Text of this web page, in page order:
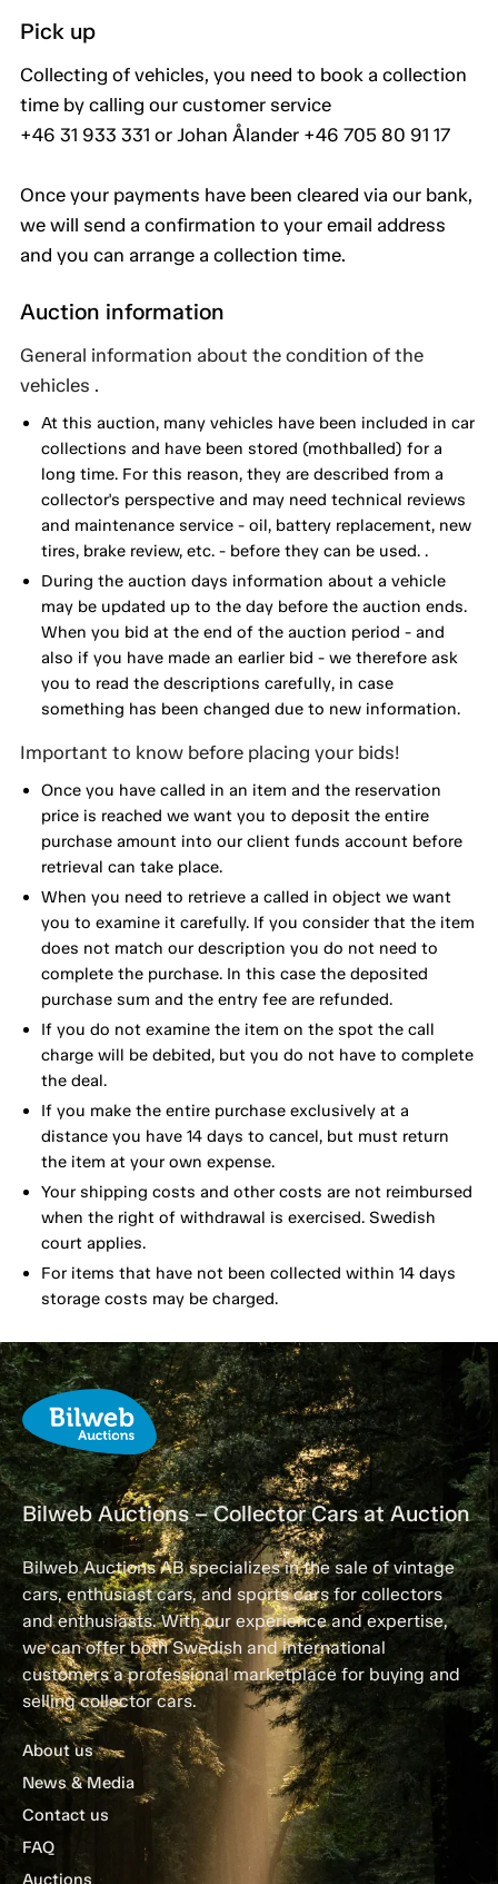
Pick up
Collecting of vehicles, you need to book a collection
time by calling our customer service
+46 31 933 331 or Johan Ålander +46 705 80 91 17
Once your payments have been cleared via our bank,
we will send a confirmation to your email address
and you can arrange a collection time.
Auction information
General information about the condition of the
vehicles .
At this auction, many vehicles have been included in car
collections and have been stored (mothballed) for a
long time. For this reason, they are described from a
collector's perspective and may need technical reviews
and maintenance service - oil, battery replacement, new
tires, brake review, etc. - before they can be used. .
During the auction days information about a vehicle
may be updated up to the day before the auction ends.
When you bid at the end of the auction period - and
also if you have made an earlier bid - we therefore ask
you to read the descriptions carefully, in case
something has been changed due to new information.
Important to know before placing your bids!
Once you have called in an item and the reservation
price is reached we want you to deposit the entire
purchase amount into our client funds account before
retrieval can take place.
When you need to retrieve a called in object we want
you to examine it carefully. If you consider that the item
does not match our description you do not need to
complete the purchase. In this case the deposited
purchase sum and the entry fee are refunded.
If you do not examine the item on the spot the call
charge will be debited, but you do not have to complete
the deal.
If you make the entire purchase exclusively at a
distance you have 14 days to cancel, but must return
the item at your own expense.
Your shipping costs and other costs are not reimbursed
when the right of withdrawal is exercised. Swedish
court applies.
For items that have not been collected within 14 days
storage costs may be charged.
Bilweb Auctions – Collector Cars at Auction
Bilweb Auctions AB specializes in the sale of vintage
cars, enthusiast cars, and sports cars for collectors
and enthusiasts. With our experience and expertise,
we can offer both Swedish and international
customers a professional marketplace for buying and
selling collector cars.
About us
News & Media
Contact us
FAQ
Auctions